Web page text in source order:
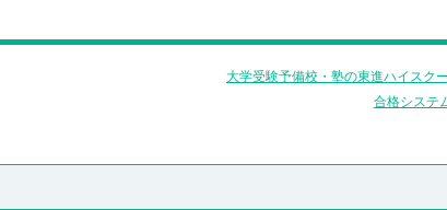
大学受験予備校・塾の東進ハイスク
合格システ